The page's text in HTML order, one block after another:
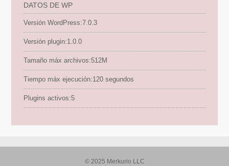
DATOS DE WP
Versión WordPress:7.0.3
Versión plugin:1.0.0
Tamaño máx archivos:512M
Tiempo máx ejecución:120 segundos
Plugins activos:5
© 2025 Merkurio LLC